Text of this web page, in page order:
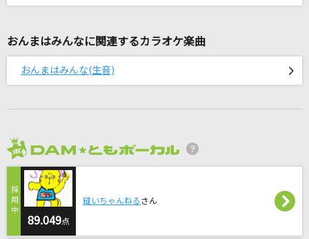
Good-bye days
瞳をとじて
平井堅
Summer Splash!
[生音]会いたい
沢田知可子
明日の記憶
SixTONES
おんまはみんなに関連するカラオケ楽曲
おんまはみんな(生音)
89.049点
縫いちゃんねる さん